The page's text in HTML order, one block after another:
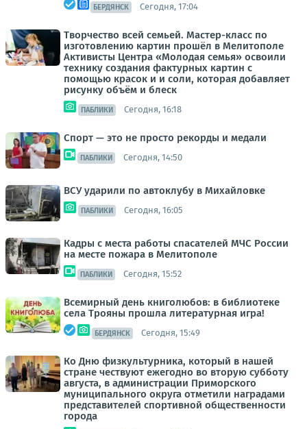
БЕРДЯНСК Сегодня, 17:04
Творчество всей семьей. Мастер-класс по
изготовлению картин прошёл в Мелитополе
Активисты Центра «Молодая семья» освоили
технику создания фактурных картин с
помощью красок и и соли, которая добавляет
рисунку объём и блеск
ПАБЛИКИ Сегодня, 16:18
Спорт — это не просто рекорды и медали
ПАБЛИКИ Сегодня, 14:50
ВСУ ударили по автоклубу в Михайловке
ПАБЛИКИ Сегодня, 16:05
Кадры с места работы спасателей МЧС России
на месте пожара в Мелитополе
ПАБЛИКИ Сегодня, 15:52
Всемирный день книголюбов: в библиотеке
села Трояны прошла литературная игра!
БЕРДЯНСК Сегодня, 15:49
Ко Дню физкультурника, который в нашей
стране чествуют ежегодно во вторую субботу
августа, в администрации Приморского
муниципального округа отметили наградами
представителей спортивной общественности
города